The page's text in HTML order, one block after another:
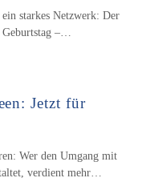
starkes Netzwerk: Der
Geburtstag –…
Jetzt für
Wer den Umgang mit
verdient mehr…